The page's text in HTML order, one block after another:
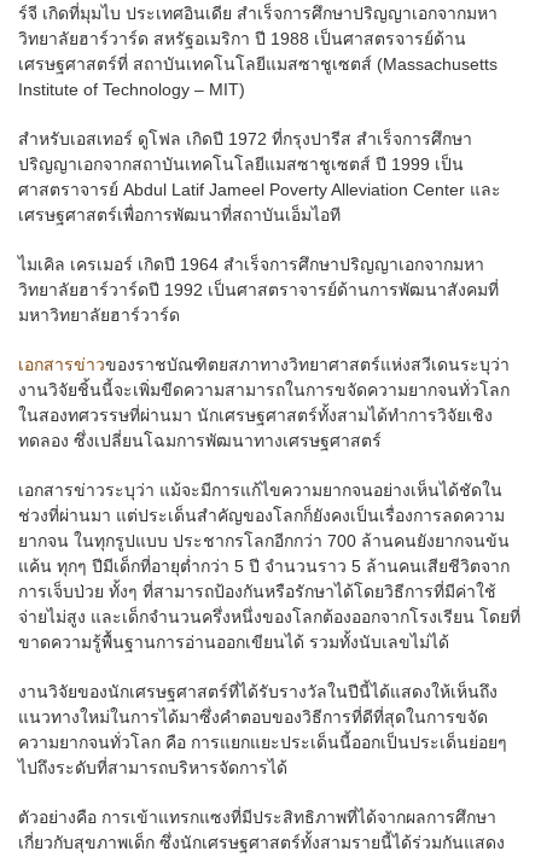
ร์จี เกิดที่มุมไบ ประเทศอินเดีย สำเร็จการศึกษาปริญญาเอกจากมหา
วิทยาลัยฮาร์วาร์ด สหรัฐอเมริกา ปี 1988 เป็นศาสตรจารย์ด้าน
เศรษฐศาสตร์ที่ สถาบันเทคโนโลยีแมสซาชูเซตส์ (Massachusetts
Institute of Technology – MIT)
สำหรับเอสเทอร์ ดูโฟล เกิดปี 1972 ที่กรุงปารีส สำเร็จการศึกษา
ปริญญาเอกจากสถาบันเทคโนโลยีแมสซาชูเซตส์ ปี 1999 เป็น
ศาสตราจารย์ Abdul Latif Jameel Poverty Alleviation Center และ
เศรษฐศาสตร์เพื่อการพัฒนาที่สถาบันเอ็มไอที
ไมเคิล เครเมอร์ เกิดปี 1964 สำเร็จการศึกษาปริญญาเอกจากมหา
วิทยาลัยฮาร์วาร์ดปี 1992 เป็นศาสตราจารย์ด้านการพัฒนาสังคมที่
มหาวิทยาลัยฮาร์วาร์ด
เอกสารข่าวของราชบัณฑิตยสภาทางวิทยาศาสตร์แห่งสวีเดนระบุว่า
งานวิจัยชิ้นนี้จะเพิ่มขีดความสามารถในการขจัดความยากจนทั่วโลก
ในสองทศวรรษที่ผ่านมา นักเศรษฐศาสตร์ทั้งสามได้ทำการวิจัยเชิง
ทดลอง ซึ่งเปลี่ยนโฉมการพัฒนาทางเศรษฐศาสตร์
เอกสารข่าวระบุว่า แม้จะมีการแก้ไขความยากจนอย่างเห็นได้ชัดใน
ช่วงที่ผ่านมา แต่ประเด็นสำคัญของโลกก็ยังคงเป็นเรื่องการลดความ
ยากจน ในทุกรูปแบบ ประชากรโลกอีกกว่า 700 ล้านคนยังยากจนข้น
แค้น ทุกๆ ปีมีเด็กที่อายุต่ำกว่า 5 ปี จำนวนราว 5 ล้านคนเสียชีวิตจาก
การเจ็บป่วย ทั้งๆ ที่สามารถป้องกันหรือรักษาได้โดยวิธีการที่มีค่าใช้
จ่ายไม่สูง และเด็กจำนวนครึ่งหนึ่งของโลกต้องออกจากโรงเรียน โดยที่
ขาดความรู้พื้นฐานการอ่านออกเขียนได้ รวมทั้งนับเลขไม่ได้
งานวิจัยของนักเศรษฐศาสตร์ที่ได้รับรางวัลในปีนี้ได้แสดงให้เห็นถึง
แนวทางใหม่ในการได้มาซึ่งคำตอบของวิธีการที่ดีที่สุดในการขจัด
ความยากจนทั่วโลก คือ การแยกแยะประเด็นนี้ออกเป็นประเด็นย่อยๆ
ไปถึงระดับที่สามารถบริหารจัดการได้
ตัวอย่างคือ การเข้าแทรกแซงที่มีประสิทธิภาพที่ได้จากผลการศึกษา
เกี่ยวกับสุขภาพเด็ก ซึ่งนักเศรษฐศาสตร์ทั้งสามรายนี้ได้ร่วมกันแสดง